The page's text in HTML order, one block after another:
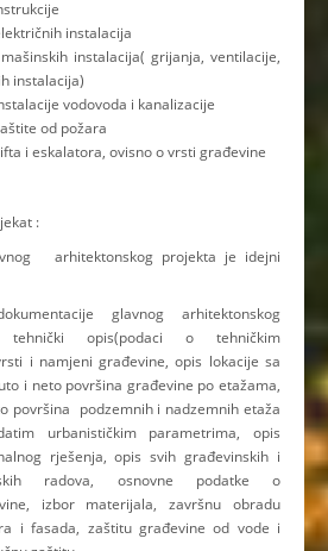
instalacija
instalacija( grijanja, ventilacije,
instalacija)
vodovoda i kanalizacije
od požara
i eskalatora, ovisno o vrsti građevine
:
arhitektonskog projekta je idejni
glavnog arhitektonskog
opis(podaci o tehničkim
i namjeni građevine, opis lokacije sa
i neto površina građevine po etažama,
površina podzemnih i nadzemnih etaža
urbanističkim parametrima, opis
rješenja, opis svih građevinskih i
radova, osnovne podatke o
izbor materijala, završnu obradu
i fasada, zaštitu građevine od vode i